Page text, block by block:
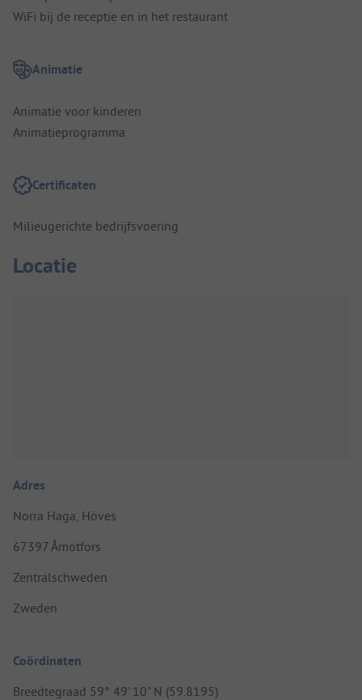
WiFi bij de receptie en in het restaurant
Animatie
Animatie voor kinderen
Animatieprogramma
Certificaten
Milieugerichte bedrijfsvoering
Locatie
Adres
Norra Haga, Höves
67397 Åmotfors
Zentralschweden
Zweden
Coördinaten
Breedtegraad 59° 49' 10" N (59.8195)